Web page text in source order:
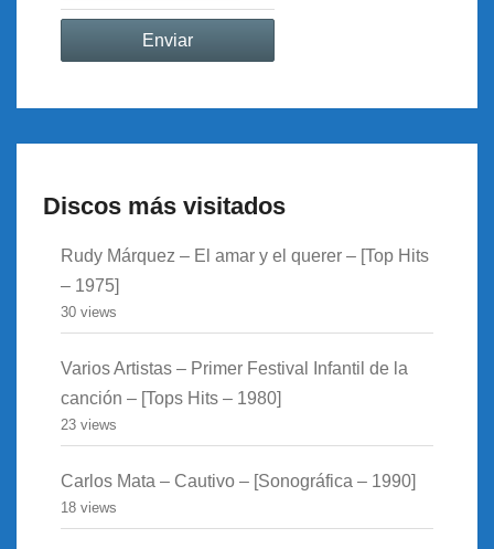
Discos más visitados
Rudy Márquez – El amar y el querer – [Top Hits
– 1975]
30 views
Varios Artistas – Primer Festival Infantil de la
canción – [Tops Hits – 1980]
23 views
Carlos Mata – Cautivo – [Sonográfica – 1990]
18 views